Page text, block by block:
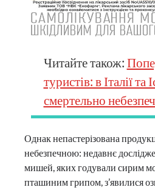
Читайте також:
туристів: в Італії та
смертельно
Однак непастерізована
небезпечною: недавнє
мишей, яких годували сирим
пташиним грипом, з’явилися